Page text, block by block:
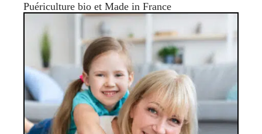
Puériculture bio et Made in France